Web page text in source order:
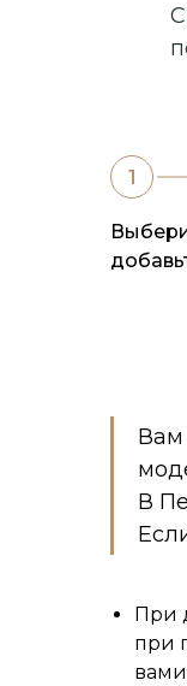
Вам
В
При
при
вами